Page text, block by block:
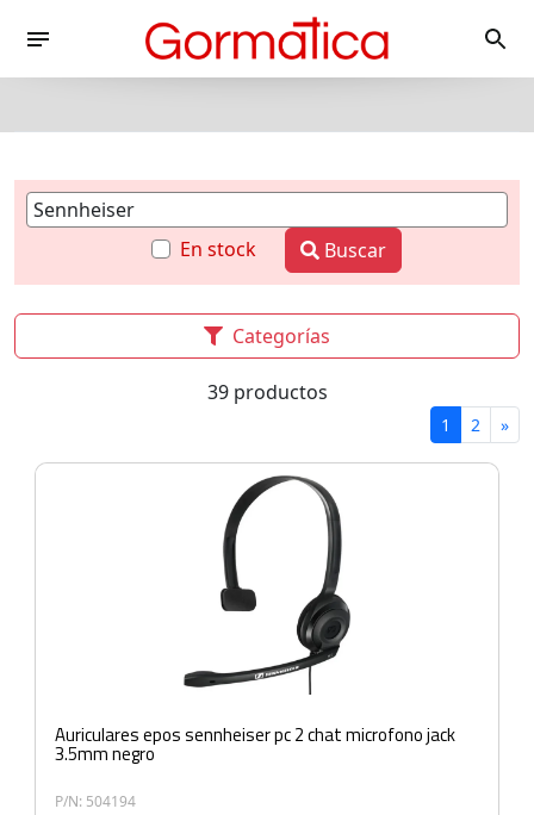
En stock Buscar
Categorías
39 productos
1 2 »
Auriculares epos sennheiser pc 2 chat microfono jack
3.5mm negro
P/N: 504194